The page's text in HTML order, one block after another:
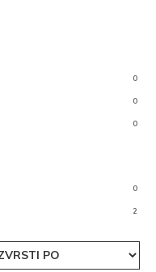
0
0
0
0
2